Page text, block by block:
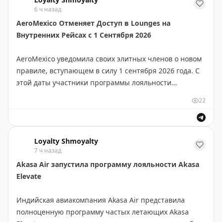
в полном возмещении, предложив вернуть только
50% стоимости. Airbnb изначально встал на сторону
хозяина, но после публикации видео в TikTok (144
возврат. История показывает важность знания прав
при бронировании жилья и возможности оспорить
платеж через банк по закону Fair Credit Billing Act.
6 ч назад
AeroMexico Отменяет Доступ в Lounges на
Внутренних Рейсах с 1 Сентября 2026
AeroMexico уведомила своих элитных членов о новом
правиле, вступающем в силу 1 сентября 2026 года. С
этой даты участники программы лояльности
всех держателей статусов программы на внутренних
перелетах. Доступ в lounges останется доступен
только на международных маршрутах. Джон Оллила
рассказывает о важном изменении в условиях
программы лояльности мексиканской авиакомпании.
John Ollila|Original
22
Loyalty Shmoyalty
7 ч назад
Akasa Air запустила программу лояльности Akasa
Elevate
Индийская авиакомпания Akasa Air представила
полноценную программу частых летающих Akasa